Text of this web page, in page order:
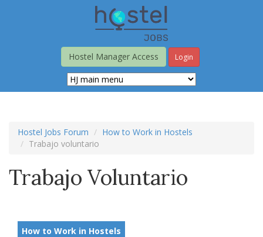
Hostel Manager Access
Login
Hostel Jobs Forum
How to Work in Hostels
Trabajo voluntario
Trabajo Voluntario
How to Work in Hostels